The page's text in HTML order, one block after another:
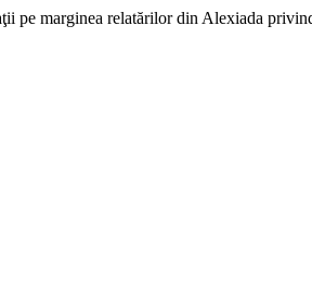
pe marginea relatărilor din Alexiada